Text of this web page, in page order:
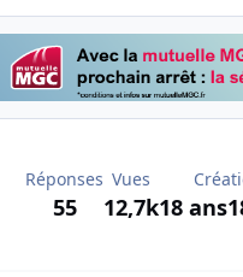
Réponses
55
Vues
12,7k18 ans